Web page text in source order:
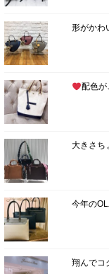
形がかわ
配色が
大きさち
今年の
翔んでコ